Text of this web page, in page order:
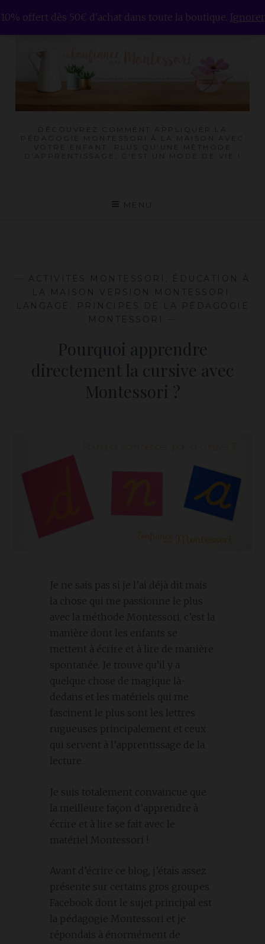
to
DÉCOUVREZ COMMENT APPLIQUER LA
PÉDAGOGIE MONTESSORI À LA MAISON AVEC
VOTRE ENFANT. PLUS QU'UNE MÉTHODE
D'APPRENTISSAGE, C'EST UN MODE DE VIE !
MENU
ACTIVITÉS MONTESSORI
ÉDUCATION À
LA MAISON VERSION MONTESSORI
LANGAGE
PRINCIPES DE LA PÉDAGOGIE
MONTESSORI
Pourquoi apprendre
directement la cursive avec
Montessori ?
Je ne sais pas si je l’ai déjà dit mais
la chose qui me passionne le plus
avec la méthode Montessori, c’est la
manière dont les enfants se
mettent à écrire et à lire de manière
spontanée. Je trouve qu’il y a
quelque chose de magique là-
dedans et les matériels qui me
fascinent le plus sont les lettres
rugueuses principalement et ceux
qui servent à l’apprentissage de la
lecture.
Je suis totalement convaincue que
la meilleure façon d’apprendre à
écrire et à lire se fait avec le
matériel Montessori !
Avant d’écrire ce blog, j’étais assez
présente sur certains gros groupes
Facebook dont le sujet principal est
la pédagogie Montessori et je
répondais à énormément de
10% offert dès 50€ d'achat dans toute la boutique. Ignorer